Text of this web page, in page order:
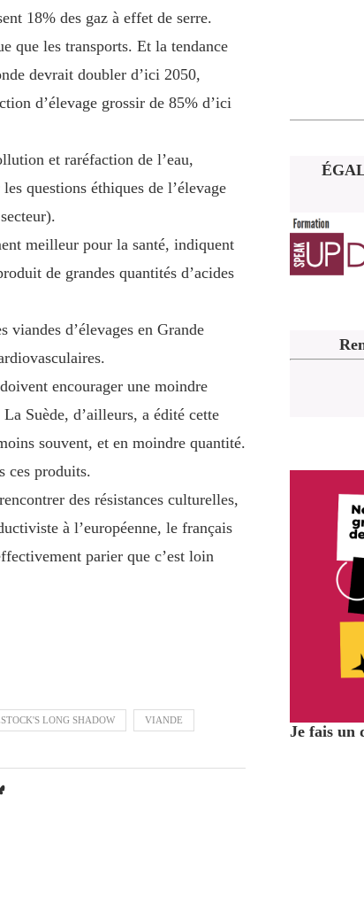
18% des gaz à effet de serre.
que les transports. Et la tendance
devrait doubler d’ici 2050,
d’élevage grossir de 85% d’ici
et raréfaction de l’eau,
questions éthiques de l’élevage
meilleur pour la santé, indiquent
de grandes quantités d’acides
d’élevages en Grande
encourager une moindre
Suède, d’ailleurs, a édité cette
souvent, et en moindre quantité.
ces produits.
des résistances culturelles,
à l’européenne, le français
parier que c’est loin
LONG SHADOW VIANDE
Je fais un